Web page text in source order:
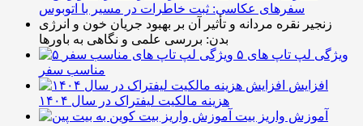
سفرهای عکاسی: ثبت خاطرات در مسیر با اتوبوس
زنجیر نقره مردانه و تأثیر آن بر بهبود جریان خون و انرژی
بدن: بررسی علمی و نگاهی به باورها
۵ ویژگی لپ تاپ های
مناسب سفر
افزایش
هزینه مالکیت لیفتراک در سال ۱۴۰۴
آموزش واریز بیت